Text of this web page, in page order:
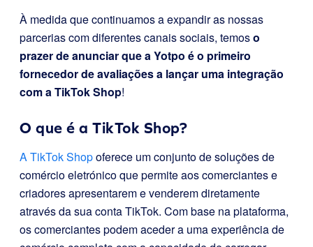
À medida que continuamos a expandir as nossas
parcerias com diferentes canais sociais, temoso
prazer de anunciar que a Yotpo é o primeiro
fornecedor de avaliações a lançar uma integração
com a TikTok Shop!
O que é a TikTok Shop?
A TikTok Shopoferece um conjunto de soluções de
comércio eletrónico que permite aos comerciantes e
criadores apresentarem e venderem diretamente
através da sua conta TikTok. Com base na plataforma,
os comerciantes podem aceder a uma experiência de